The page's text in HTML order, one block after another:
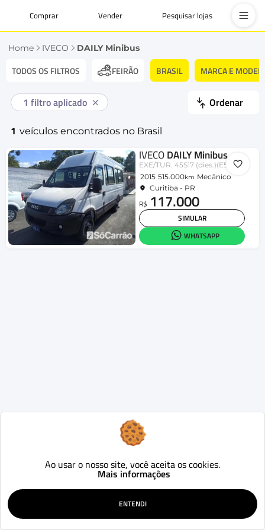
Comprar Vender Pesquisar lojas
Home IVECO DAILY Minibus
TODOS OS FILTROS FEIRÃO BRASIL MARCA E
1 filtro aplicado
Ordenar
1 veículos encontrados no Brasil
IVECODAILY Minibus
EXE/TUR. 45S17 (dies.)(E5)
2015 515.000km Mecânico
Curitiba - PR
R$ 117.000
SIMULAR
WHATSAPP
Ao usar o nosso site, você aceita os cookies.
Mais informações
ENTENDI